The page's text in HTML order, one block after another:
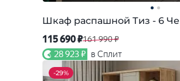
Шкаф распашной Тиз - 6
115 690 ₽161 990 ₽
28 923 ₽ в Сплит
-29%